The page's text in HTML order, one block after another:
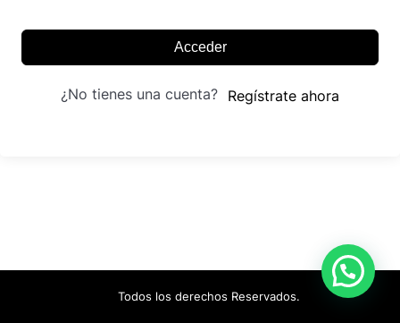
Acceder
¿No tienes una cuenta? Regístrate ahora
Todos los derechos Reservados.